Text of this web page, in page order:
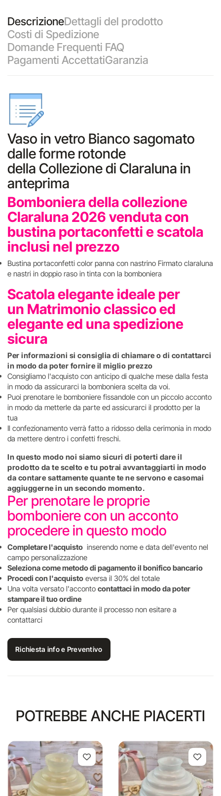
DescrizioneDettagli del prodotto
Costi di Spedizione
Domande Frequenti FAQ
Pagamenti AccettatiGaranzia
Vaso in vetro Bianco sagomato
dalle forme rotonde
della Collezione di Claraluna in
anteprima
Bomboniera della collezione
Claraluna 2026 venduta con
bustina portaconfetti e scatola
inclusi nel prezzo
Bustina portaconfetti color panna con nastrino Firmato claraluna
e nastri in doppio raso in tinta con la bomboniera
Scatola elegante ideale per
un Matrimonio classico ed
elegante ed una spedizione
sicura
Per informazioni si consiglia di chiamare o di contattarci
in modo da poter fornire il miglio prezzo
Consigliamo l'acquisto con anticipo di qualche mese dalla festa
in modo da assicurarci la bomboniera scelta da voi.
Puoi prenotare le bomboniere fissandole con un piccolo acconto
in modo da metterle da parte ed assicurarci il prodotto per la
tua
Il confezionamento verrà fatto a ridosso della cerimonia in modo
da mettere dentro i confetti freschi.
In questo modo noi siamo sicuri di poterti dare il
prodotto da te scelto e tu potrai avvantaggiarti in modo
da contare sattamente quante te ne servono e casomai
aggiuggerne in un secondo momento.
Per prenotare le proprie
bomboniere con un acconto
procedere in questo modo
Completare l'acquisto inserendo nome e data dell'evento nel
campo personalizzazione
Seleziona come metodo di pagamento il bonifico bancario
Procedi con l'acquisto eversa il 30% del totale
Una volta versato l'acconto contattaci in modo da poter
stampare il tuo ordine
Per qualsiasi dubbio durante il processo non esitare a
contattarci
Richiesta info e Preventivo
POTREBBE ANCHE PIACERTI